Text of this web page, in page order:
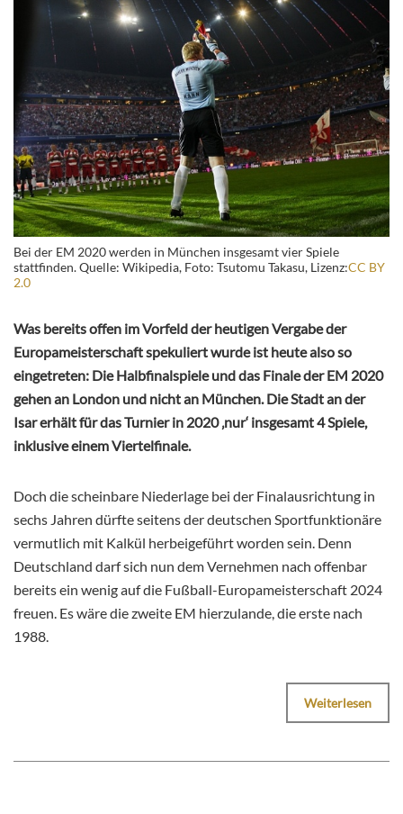
Bei der EM 2020 werden in München insgesamt vier Spiele
stattfinden. Quelle: Wikipedia, Foto: Tsutomu Takasu, Lizenz:CC BY
2.0
Was bereits offen im Vorfeld der heutigen Vergabe der
Europameisterschaft spekuliert wurde ist heute also so
eingetreten: Die Halbfinalspiele und das Finale der EM 2020
gehen an London und nicht an München. Die Stadt an der
Isar erhält für das Turnier in 2020 ‚nur‘ insgesamt 4 Spiele,
inklusive einem Viertelfinale.
Doch die scheinbare Niederlage bei der Finalausrichtung in
sechs Jahren dürfte seitens der deutschen Sportfunktionäre
vermutlich mit Kalkül herbeigeführt worden sein. Denn
Deutschland darf sich nun dem Vernehmen nach offenbar
bereits ein wenig auf die Fußball-Europameisterschaft 2024
freuen. Es wäre die zweite EM hierzulande, die erste nach
1988.
Weiterlesen